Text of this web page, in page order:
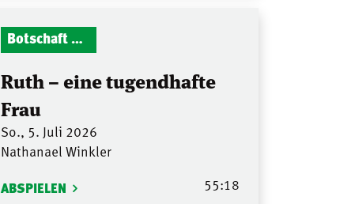
Botschaft Zionshalle
Ruth – eine tugendhafte
Frau
So., 5. Juli 2026
Nathanael Winkler
ABSPIELEN 55:18